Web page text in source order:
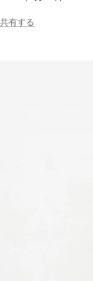
共有する